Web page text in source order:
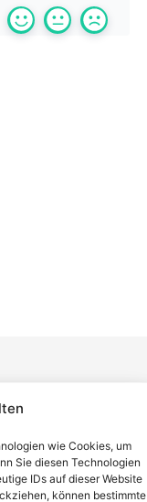
wie Cookies, um
Sie diesen Technologien
IDs auf dieser Website
können bestimmte
Ihr